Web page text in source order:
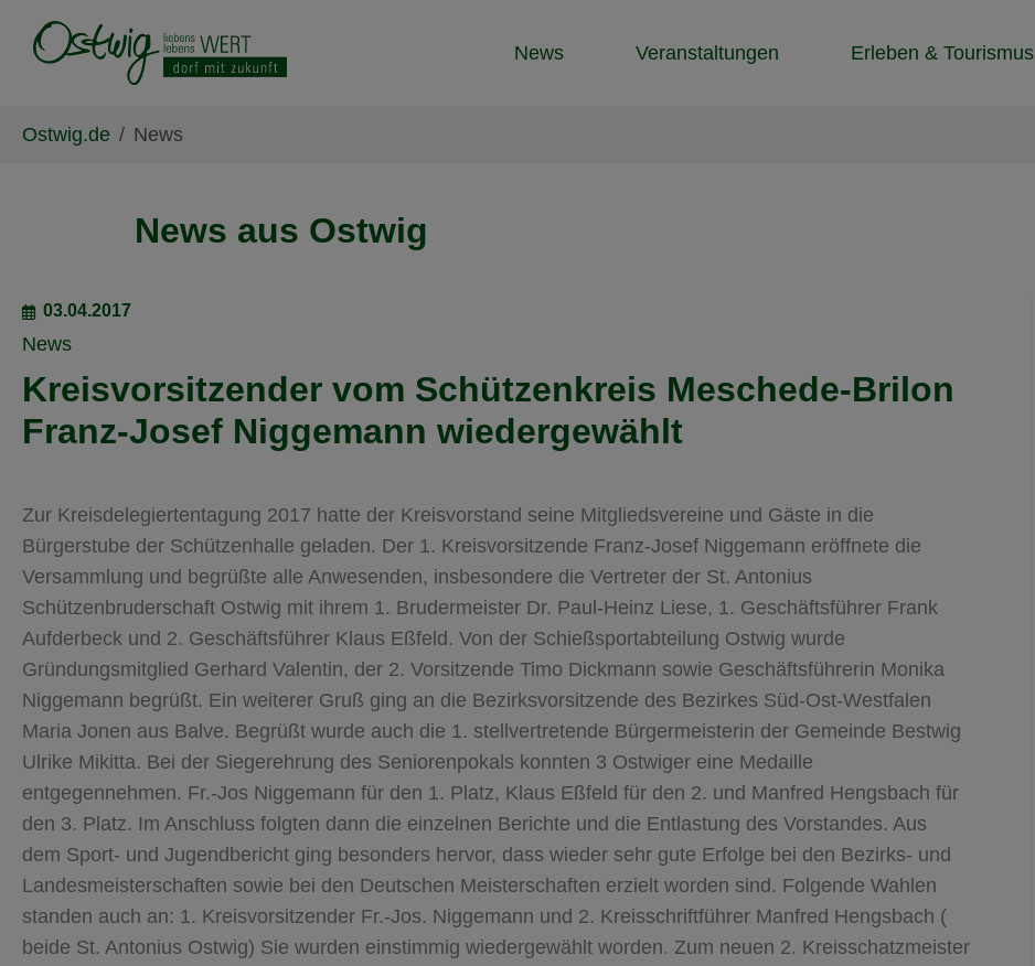
News
Veranstaltungen Erleben & Tourismus
Ostwig.de News
News aus Ostwig
03.04.2017
News
Kreisvorsitzender vom Schützenkreis Meschede-Brilon
Franz-Josef Niggemann wiedergewählt
Zur Kreisdelegiertentagung 2017 hatte der Kreisvorstand seine Mitgliedsvereine und Gäste in die
Bürgerstube der Schützenhalle geladen. Der 1. Kreisvorsitzende Franz-Josef Niggemann eröffnete die
Versammlung und begrüßte alle Anwesenden, insbesondere die Vertreter der St. Antonius
Schützenbruderschaft Ostwig mit ihrem 1. Brudermeister Dr. Paul-Heinz Liese, 1. Geschäftsführer Frank
Aufderbeck und 2. Geschäftsführer Klaus Eßfeld. Von der Schießsportabteilung Ostwig wurde
Gründungsmitglied Gerhard Valentin, der 2. Vorsitzende Timo Dickmann sowie Geschäftsführerin Monika
Niggemann begrüßt. Ein weiterer Gruß ging an die Bezirksvorsitzende des Bezirkes Süd-Ost-Westfalen
Maria Jonen aus Balve. Begrüßt wurde auch die 1. stellvertretende Bürgermeisterin der Gemeinde Bestwig
Ulrike Mikitta. Bei der Siegerehrung des Seniorenpokals konnten 3 Ostwiger eine Medaille
entgegennehmen. Fr.-Jos Niggemann für den 1. Platz, Klaus Eßfeld für den 2. und Manfred Hengsbach für
den 3. Platz. Im Anschluss folgten dann die einzelnen Berichte und die Entlastung des Vorstandes. Aus
dem Sport- und Jugendbericht ging besonders hervor, dass wieder sehr gute Erfolge bei den Bezirks- und
Landesmeisterschaften sowie bei den Deutschen Meisterschaften erzielt worden sind. Folgende Wahlen
standen auch an: 1. Kreisvorsitzender Fr.-Jos. Niggemann und 2. Kreisschriftführer Manfred Hengsbach (
beide St. Antonius Ostwig) Sie wurden einstimmig wiedergewählt worden. Zum neuen 2. Kreisschatzmeister